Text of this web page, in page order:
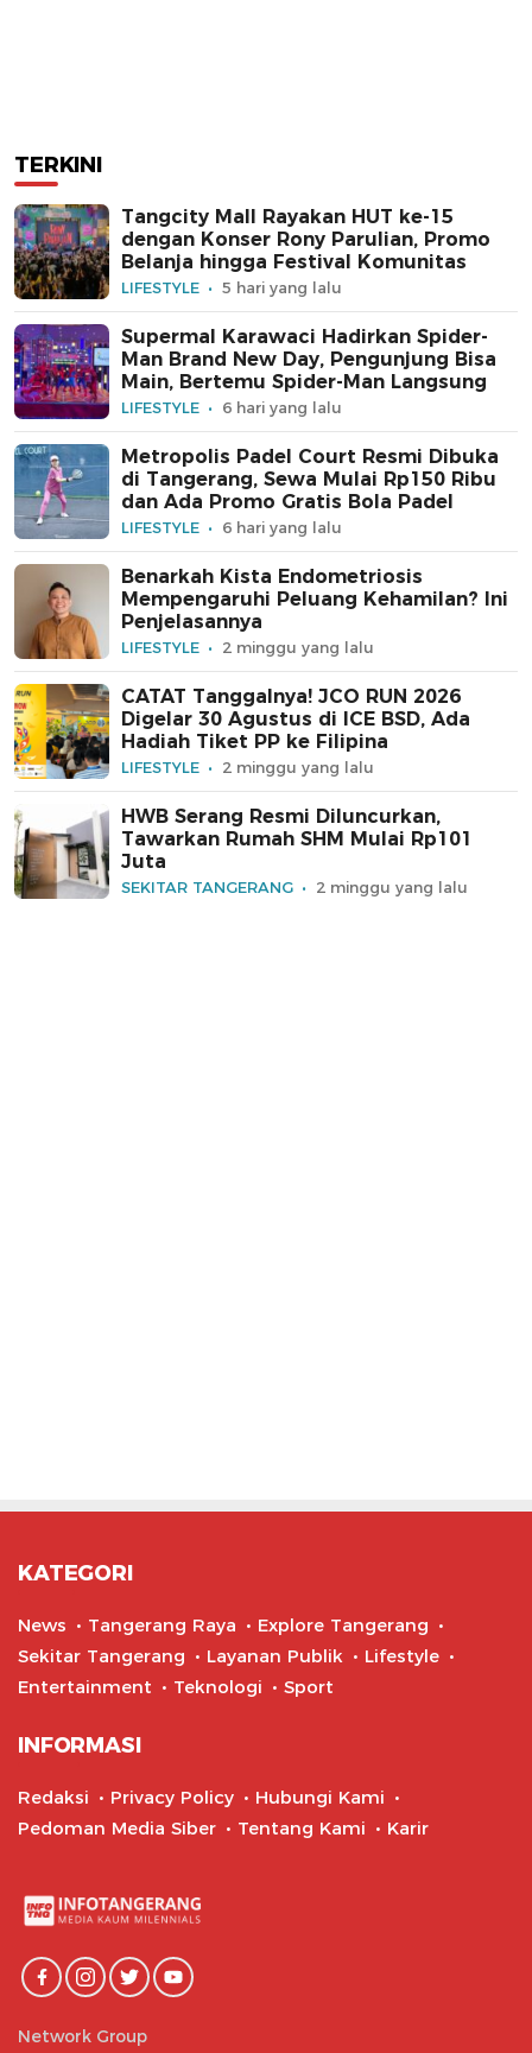
TERKINI
Tangcity Mall Rayakan HUT ke-15
dengan Konser Rony Parulian, Promo
Belanja hingga Festival Komunitas
LIFESTYLE 5 hari yang lalu
Supermal Karawaci Hadirkan Spider-
Man Brand New Day, Pengunjung Bisa
Main, Bertemu Spider-Man Langsung
LIFESTYLE 6 hari yang lalu
Metropolis Padel Court Resmi Dibuka
di Tangerang, Sewa Mulai Rp150 Ribu
dan Ada Promo Gratis Bola Padel
LIFESTYLE 6 hari yang lalu
Benarkah Kista Endometriosis
Mempengaruhi Peluang Kehamilan? Ini
Penjelasannya
LIFESTYLE 2 minggu yang lalu
CATAT Tanggalnya! JCO RUN 2026
Digelar 30 Agustus di ICE BSD, Ada
Hadiah Tiket PP ke Filipina
LIFESTYLE 2 minggu yang lalu
HWB Serang Resmi Diluncurkan,
Tawarkan Rumah SHM Mulai Rp101
Juta
SEKITAR TANGERANG 2 minggu yang lalu
KATEGORI
News Tangerang Raya
Explore Tangerang
Sekitar Tangerang
Layanan Publik
Lifestyle
Entertainment
Teknologi Sport
INFORMASI
Redaksi Privacy Policy
Hubungi Kami
Pedoman Media Siber
Tentang Kami Karir
Network Group